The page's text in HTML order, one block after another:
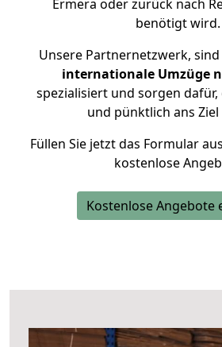
Ermera oder zurück nach
benötigt wird.
Unsere Partnernetzwerk,
internationale Umzüge
spezialisiert und sorgen dafür,
und pünktlich ans
Füllen Sie jetzt das Formular
kostenlose
Kostenlose Angebote